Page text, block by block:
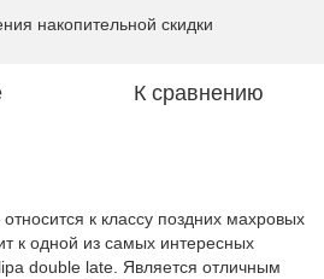
накопительной скидки
К сравнению
к классу поздних махровых
к одной из самых интересных
double late. Является отличным